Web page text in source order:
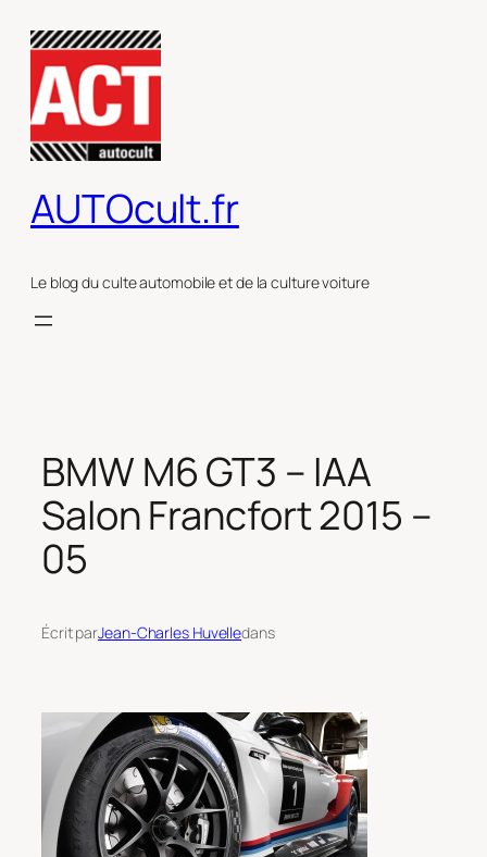
contenu
AUTOcult.fr
Le blog du culte automobile et de la culture voiture
BMW M6 GT3 – IAA
Salon Francfort 2015 –
05
Écrit parJean-Charles Huvelledans